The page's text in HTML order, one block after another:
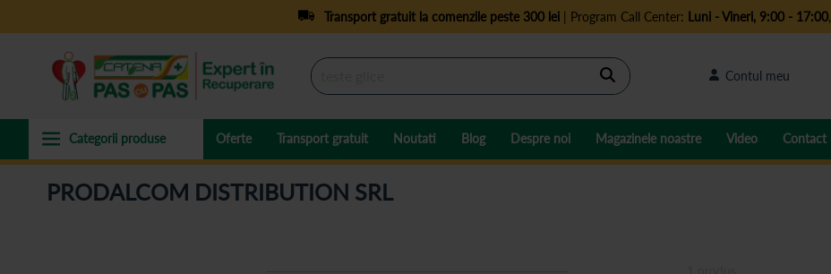
Transport gratuit la comenzile peste 300 lei| Program Call Center: Luni - Vineri, 9:00 - 17:00,
Cautare Contul meu
Oferte Transport gratuit Noutati Blog Despre noi Magazinele noastre Video Contact
PRODALCOM DISTRIBUTION SRL